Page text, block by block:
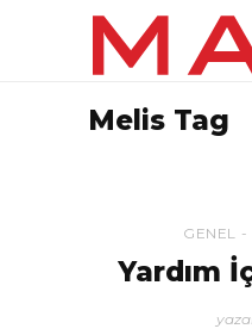
Melis Tag
GENEL
Yardım